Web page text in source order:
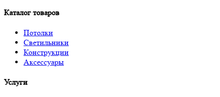
Каталог товаров
Потолки
Светильники
Конструкции
Аксессуары
Услуги